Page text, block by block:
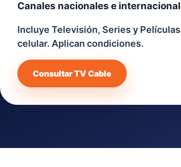
Canales nacionales e
Incluye Televisión, Series y
celular. Aplican condiciones.
Consultar TV Cable